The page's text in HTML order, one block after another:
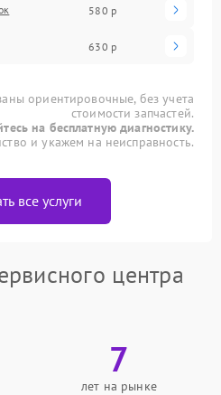
580 р
630 р
ориентировочные, без учета
стоимости запчастей.
на бесплатную диагностику.
и укажем на неисправность.
все услуги
центра
7
лет на рынке